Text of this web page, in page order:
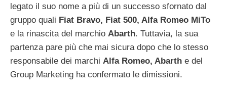
legato il suo nome a più di un successo sfornato dal
gruppo quali Fiat Bravo, Fiat 500, Alfa Romeo MiTo
e la rinascita del marchio Abarth. Tuttavia, la sua
partenza pare più che mai sicura dopo che lo stesso
responsabile dei marchi Alfa Romeo, Abarth e del
Group Marketing ha confermato le dimissioni.